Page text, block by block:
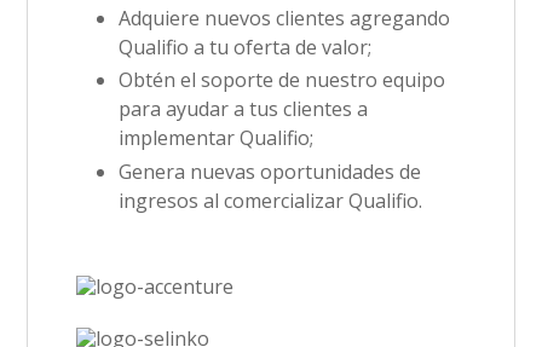
Adquiere nuevos clientes agregando
Qualifio a tu oferta de valor;
Obtén el soporte de nuestro equipo
para ayudar a tus clientes a
implementar Qualifio;
Genera nuevas oportunidades de
ingresos al comercializar Qualifio.